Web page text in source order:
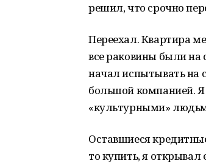
решил, что срочно
Переехал. Квартира
все раковины были на
начал испытывать на
большой компанией.
«культурными»
Оставшиеся
то купить, я открывал